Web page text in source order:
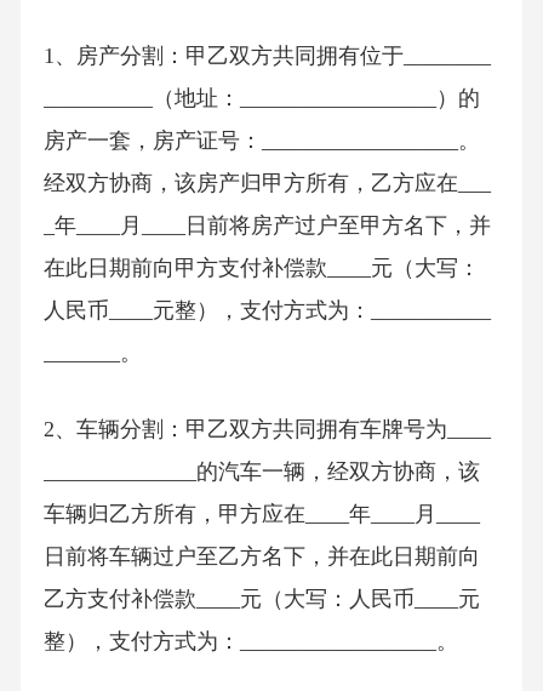
1、房产分割：甲乙双方共同拥有位于________
__________（地址：__________________）的
房产一套，房产证号：__________________。
经双方协商，该房产归甲方所有，乙方应在___
_年____月____日前将房产过户至甲方名下，并
在此日期前向甲方支付补偿款____元（大写：
人民币____元整），支付方式为：___________
_______。
2、车辆分割：甲乙双方共同拥有车牌号为____
______________的汽车一辆，经双方协商，该
车辆归乙方所有，甲方应在____年____月____
日前将车辆过户至乙方名下，并在此日期前向
乙方支付补偿款____元（大写：人民币____元
整），支付方式为：__________________。